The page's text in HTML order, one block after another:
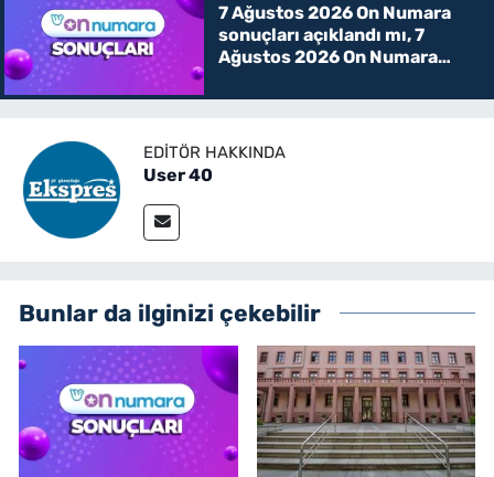
7 Ağustos 2026 On Numara
sonuçları açıklandı mı, 7
Ağustos 2026 On Numara
EDITÖR HAKKINDA
User 40
Bunlar da ilginizi çekebilir